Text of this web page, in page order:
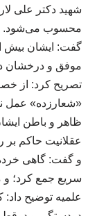
شهید دکتر علی
محسوب می‌شود.
گفت: ایشان بیش
موفق و درخشان
تصریح کرد: از
«شعارزده» عمل
ظاهر و باطن
عقلانیت حاکم بر
سریع جمع کرد؛ و